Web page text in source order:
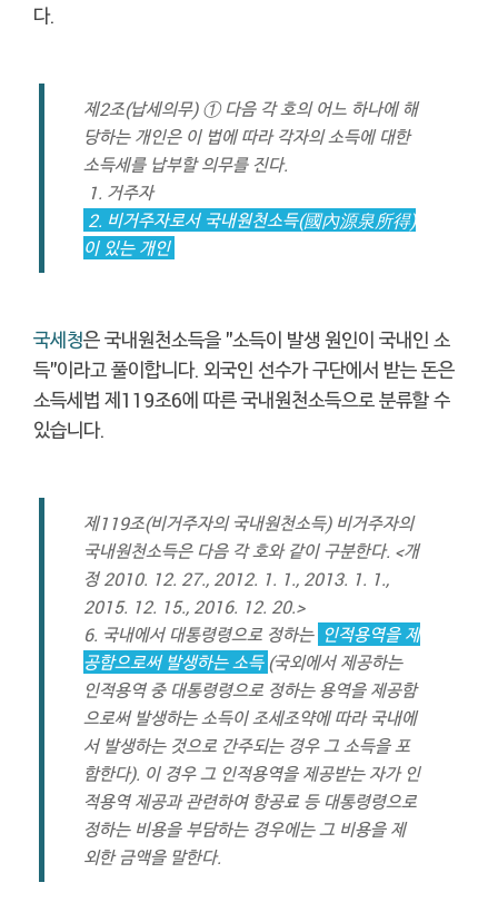
다.
제2조(납세의무) ① 다음 각 호의 어느 하나에 해
당하는 개인은 이 법에 따라 각자의 소득에 대한
소득세를 납부할 의무를 진다.
1. 거주자
2. 비거주자로서 국내원천소득(國內源泉所得)
이 있는 개인
국세청은 국내원천소득을 "소득이 발생 원인이 국내인 소
득"이라고 풀이합니다. 외국인 선수가 구단에서 받는 돈은
소득세법 제119조6에 따른 국내원천소득으로 분류할 수
있습니다.
제119조(비거주자의 국내원천소득) 비거주자의
국내원천소득은 다음 각 호와 같이 구분한다. <개
정 2010. 12. 27., 2012. 1. 1., 2013. 1. 1.,
2015. 12. 15., 2016. 12. 20.>
6. 국내에서 대통령령으로 정하는 인적용역을 제
공함으로써 발생하는 소득(국외에서 제공하는
인적용역 중 대통령령으로 정하는 용역을 제공함
으로써 발생하는 소득이 조세조약에 따라 국내에
서 발생하는 것으로 간주되는 경우 그 소득을 포
함한다). 이 경우 그 인적용역을 제공받는 자가 인
적용역 제공과 관련하여 항공료 등 대통령령으로
정하는 비용을 부담하는 경우에는 그 비용을 제
외한 금액을 말한다.